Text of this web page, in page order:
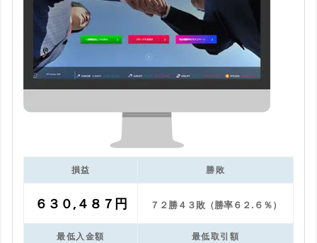
損益 勝敗
６３０,４８７円 ７２勝４３敗（勝率６２.６％）
最低入金額 最低取引額